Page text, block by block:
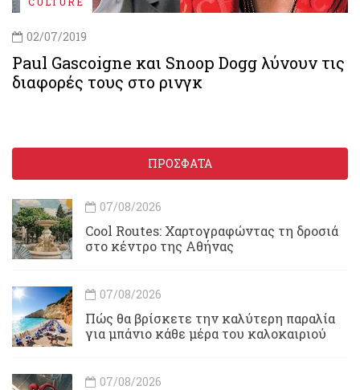
02/07/2019
Paul Gascoigne και Snoop Dogg λύνουν τις
διαφορές τους στο ρινγκ
ΠΡΟΣΦΑΤΑ
07/08/2026
Cool Routes: Χαρτογραφώντας τη δροσιά
στο κέντρο της Αθήνας
07/08/2026
Πώς θα βρίσκετε την καλύτερη παραλία
για μπάνιο κάθε μέρα του καλοκαιριού
07/08/2026